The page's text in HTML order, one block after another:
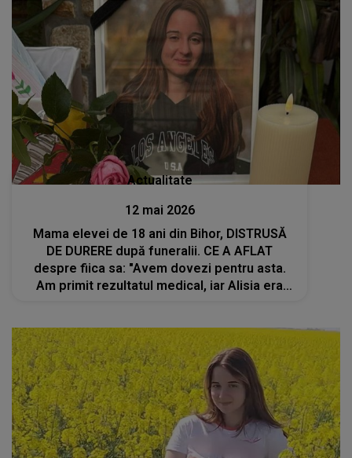
Actualitate
12 mai 2026
Mama elevei de 18 ani din Bihor, DISTRUSĂ
DE DURERE după funeralii. CE A AFLAT
despre fiica sa: "Avem dovezi pentru asta.
Am primit rezultatul medical, iar Alisia era